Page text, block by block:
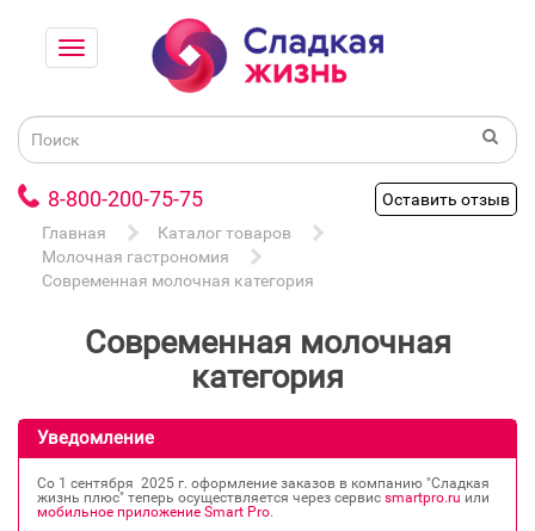
8-800-200-75-75
Оставить отзыв
Главная
Каталог товаров
Молочная гастрономия
Современная молочная категория
Современная молочная
категория
Уведомление
Со 1 сентября 2025 г. оформление заказов в компанию "Сладкая
жизнь плюс" теперь осуществляется через сервис smartpro.ru или
мобильное приложение Smart Pro.